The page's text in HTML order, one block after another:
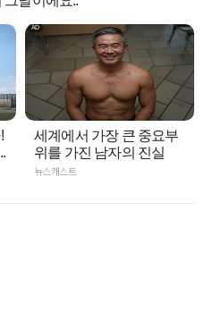
세계에서 가장 큰 중요부
위를 가진 남자의 진실
뉴스캐스트